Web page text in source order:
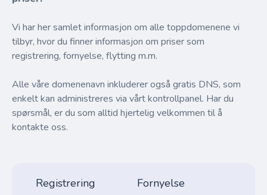
Vi har her samlet informasjon om alle toppdomenene vi
tilbyr, hvor du finner informasjon om priser som
registrering, fornyelse, flytting m.m.
Alle våre domenenavn inkluderer også gratis DNS, som
enkelt kan administreres via vårt kontrollpanel. Har du
spørsmål, er du som alltid hjertelig velkommen til å
kontakte oss.
Registrering Fornyelse